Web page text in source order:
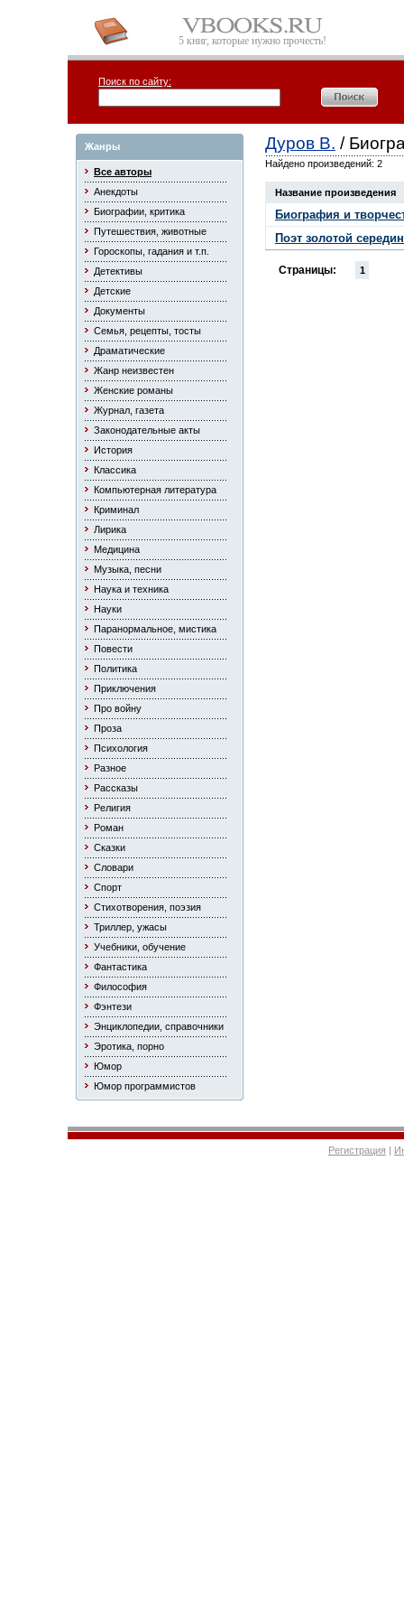
5 книг, которые нужно прочесть!
Поиск по сайту:
Жанры
Все авторы
Анекдоты
Биографии, критика
Путешествия, животные
Гороскопы, гадания и т.п.
Детективы
Детские
Документы
Семья, рецепты, тосты
Драматические
Жанр неизвестен
Женские романы
Журнал, газета
Законодательные акты
История
Классика
Компьютерная литература
Криминал
Лирика
Медицина
Музыка, песни
Наука и техника
Науки
Паранормальное, мистика
Повести
Политика
Приключения
Про войну
Проза
Психология
Разное
Рассказы
Религия
Роман
Сказки
Словари
Спорт
Стихотворения, поэзия
Триллер, ужасы
Учебники, обучение
Фантастика
Философия
Фэнтези
Энциклопедии, справочники
Эротика, порно
Юмор
Юмор программистов
Дуров В. /
Найдено произведений: 2
Название произведения
Биография и
Поэт золотой
Страницы: 1
Регистрация |